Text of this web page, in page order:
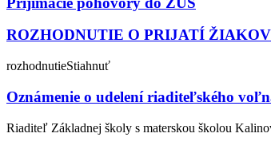
ROZHODNUTIE O PRIJATÍ ŽIAKOV
rozhodnutieStiahnuť
Oznámenie o udelení riaditeľského
Riaditeľ Základnej školy s materskou školou